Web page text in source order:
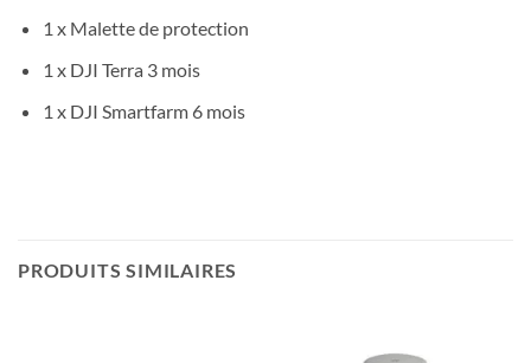
1 x Malette de protection
1 x DJI Terra 3 mois
1 x DJI Smartfarm 6 mois
PRODUITS SIMILAIRES